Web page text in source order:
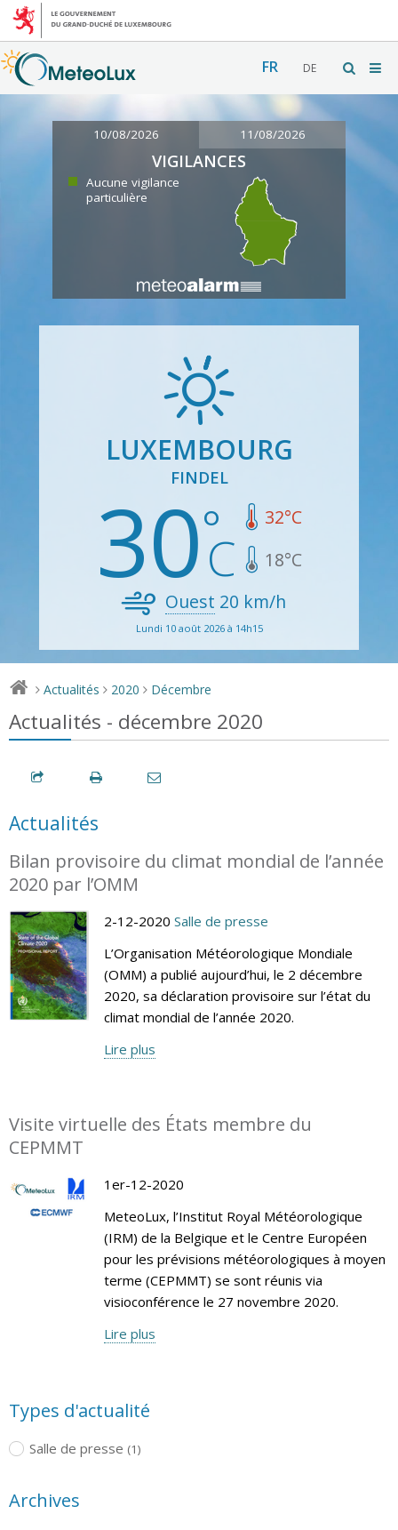
FR DE
10/08/2026 11/08/2026
VIGILANCES
Aucune vigilance
particulière
LUXEMBOURG
FINDEL
30 32°C
18°C
Ouest 20 km/h
Lundi 10 août 2026 à 14h15
> Actualités > 2020 > Décembre
Actualités - décembre 2020
Actualités
Bilan provisoire du climat mondial de l’année
2020 par l’OMM
2-12-2020 Salle de presse
L’Organisation Météorologique Mondiale
(OMM) a publié aujourd’hui, le 2 décembre
2020, sa déclaration provisoire sur l’état du
climat mondial de l’année 2020.
Lire plus
Visite virtuelle des États membre du
CEPMMT
1er-12-2020
MeteoLux, l’Institut Royal Météorologique
(IRM) de la Belgique et le Centre Européen
pour les prévisions météorologiques à moyen
terme (CEPMMT) se sont réunis via
visioconférence le 27 novembre 2020.
Lire plus
Types d'actualité
Salle de presse (1)
Archives